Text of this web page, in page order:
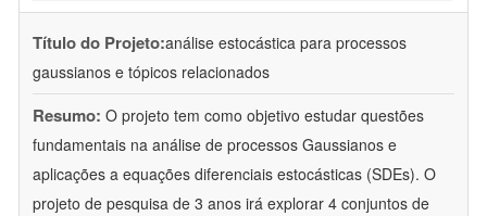
Título do Projeto:análise estocástica para processos
gaussianos e tópicos relacionados
Resumo: O projeto tem como objetivo estudar questões
fundamentais na análise de processos Gaussianos e
aplicações a equações diferenciais estocásticas (SDEs). O
projeto de pesquisa de 3 anos irá explorar 4 conjuntos de